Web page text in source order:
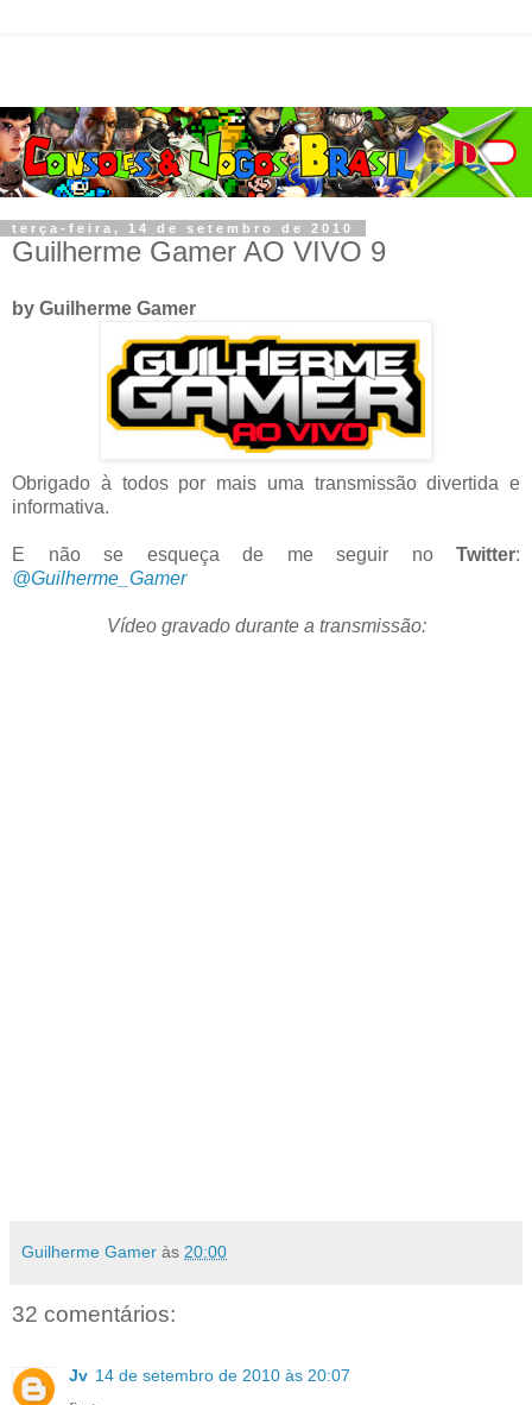
terça-feira, 14 de setembro de 2010
Guilherme Gamer AO VIVO 9
by Guilherme Gamer
Obrigado à todos por mais uma transmissão divertida e
informativa.
E não se esqueça de me seguir no Twitter:
@Guilherme_Gamer
Vídeo gravado durante a transmissão:
Guilherme Gamer às 20:00
32 comentários:
Jv 14 de setembro de 2010 às 20:07